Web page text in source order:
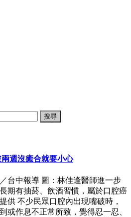
週沒癒合就要小心
台中報導 圖：林佳逢醫師進一步
期有抽菸、飲酒習慣，屬於口腔癌
供 不少民眾口腔內出現嘴破時，
或作息不正常所致，覺得忍一忍、